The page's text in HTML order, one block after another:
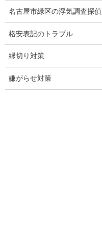
探偵コラム
探偵日記
夫婦の信頼関係
お知らせ
名古屋市緑区の浮気調査探偵
格安表記のトラブル
縁切り対策
嫌がらせ対策